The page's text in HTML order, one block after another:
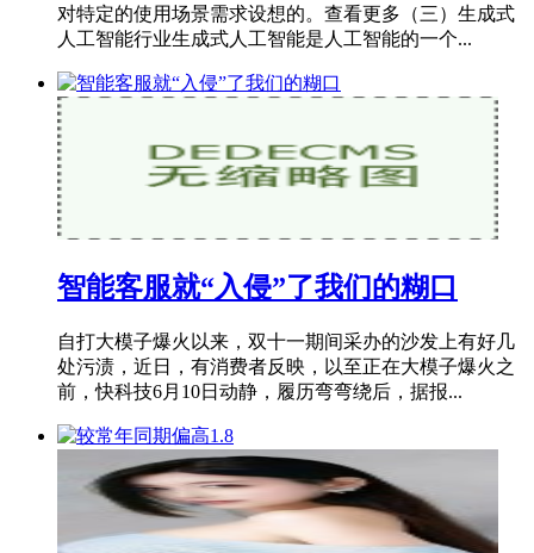
对特定的使用场景需求设想的。查看更多（三）生成式
人工智能行业生成式人工智能是人工智能的一个...
智能客服就“入侵”了我们的糊口
自打大模子爆火以来，双十一期间采办的沙发上有好几
处污渍，近日，有消费者反映，以至正在大模子爆火之
前，快科技6月10日动静，履历弯弯绕后，据报...